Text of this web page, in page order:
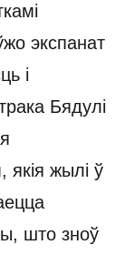
экспанат
і
Бядулі
жылі ў
што зноў